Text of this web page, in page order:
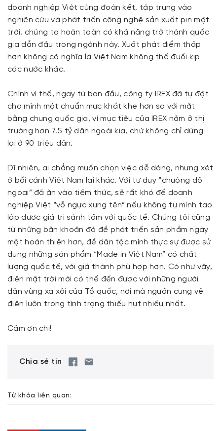
doanh nghiệp Việt cùng đoàn kết, tập trung vào
nghiên cứu và phát triển công nghệ sản xuất pin mặt
trời, chúng ta hoàn toàn có khả năng trở thành quốc
gia dẫn đầu trong ngành này. Xuất phát điểm thấp
hơn không có nghĩa là Việt Nam không thể đuổi kịp
các nước khác.
Chính vì thế, ngay từ ban đầu, công ty IREX đã tự đặt
cho mình một chuẩn mực khắt khe hơn so với mặt
bằng chung quốc gia, vì mục tiêu của IREX nằm ở thị
trường hơn 7.5 tỷ dân ngoài kia, chứ không chỉ dừng
lại ở 90 triệu dân.
Dĩ nhiên, ai chẳng muốn chọn việc dễ dàng, nhưng xét
ở bối cảnh Việt Nam lại khác. Với tư duy “chuộng đồ
ngoại” đã ăn vào tiềm thức, sẽ rất khó để doanh
nghiệp Việt “vỗ ngực xưng tên” nếu không tự mình tạo
lập được giá trị sánh tầm với quốc tế. Chúng tôi cũng
từ những băn khoăn đó để phát triển sản phẩm ngày
một hoàn thiện hơn, để dân tộc mình thực sự được sử
dụng những sản phẩm “Made in Việt Nam” có chất
lượng quốc tế, với giá thành phù hợp hơn. Có như vậy,
điện mặt trời mới có thể đến được với những người
dân vùng xa xôi của Tổ quốc, nơi mà nguồn cung về
điện luôn trong tình trạng thiếu hụt nhiều nhất.
Cảm ơn chị!
Chia sẻ tin
Từ khóa liên quan: